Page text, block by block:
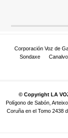
Corporación Voz de
Sondaxe
© Copyright LA
Polígono de Sabón,
Coruña en el Tomo 2438